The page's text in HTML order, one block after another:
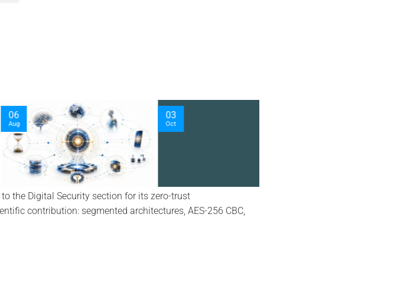
30
Sep
the Digital Security section for its zero-trust
contribution: segmented architectures, AES-256 CBC,